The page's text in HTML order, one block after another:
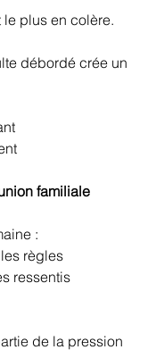
plus en colère.
débordé crée un
familiale
:
règles
ressentis
de la pression